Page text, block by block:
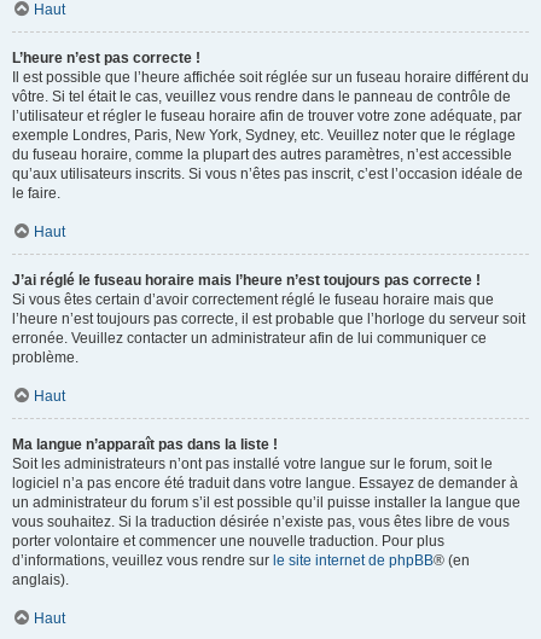
Haut
L’heure n’est pas correcte !
Il est possible que l’heure affichée soit réglée sur un fuseau horaire différent du
vôtre. Si tel était le cas, veuillez vous rendre dans le panneau de contrôle de
l’utilisateur et régler le fuseau horaire afin de trouver votre zone adéquate, par
exemple Londres, Paris, New York, Sydney, etc. Veuillez noter que le réglage
du fuseau horaire, comme la plupart des autres paramètres, n’est accessible
qu’aux utilisateurs inscrits. Si vous n’êtes pas inscrit, c’est l’occasion idéale de
le faire.
Haut
J’ai réglé le fuseau horaire mais l’heure n’est toujours pas correcte !
Si vous êtes certain d’avoir correctement réglé le fuseau horaire mais que
l’heure n’est toujours pas correcte, il est probable que l’horloge du serveur soit
erronée. Veuillez contacter un administrateur afin de lui communiquer ce
problème.
Haut
Ma langue n’apparaît pas dans la liste !
Soit les administrateurs n’ont pas installé votre langue sur le forum, soit le
logiciel n’a pas encore été traduit dans votre langue. Essayez de demander à
un administrateur du forum s’il est possible qu’il puisse installer la langue que
vous souhaitez. Si la traduction désirée n’existe pas, vous êtes libre de vous
porter volontaire et commencer une nouvelle traduction. Pour plus
d’informations, veuillez vous rendre sur le site internet de phpBB® (en
anglais).
Haut